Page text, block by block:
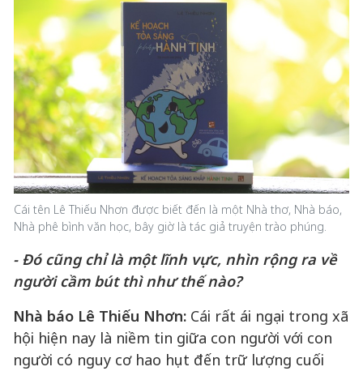
Cái tên Lê Thiếu Nhơn được biết đến là một Nhà thơ, Nhà báo,
Nhà phê bình văn học, bây giờ là tác giả truyện trào phúng.
- Đó cũng chỉ là một lĩnh vực, nhìn rộng ra về
người cầm bút thì như thế nào?
Nhà báo Lê Thiếu Nhơn: Cái rất ái ngại trong xã
hội hiện nay là niềm tin giữa con người với con
người có nguy cơ hao hụt đến trữ lượng cuối